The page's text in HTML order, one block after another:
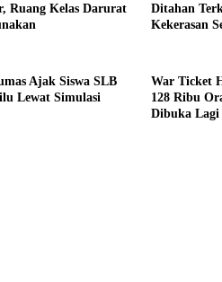
Ruang Kelas Darurat
Ditahan
Kekerasan
Ajak Siswa SLB
Lewat Simulasi
War Ticket
128 Ribu
Dibuka